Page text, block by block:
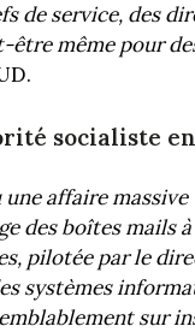
de service, des
être même pour
socialiste en
une affaire massive
des boîtes mails
pilotée par le
systèmes
sur